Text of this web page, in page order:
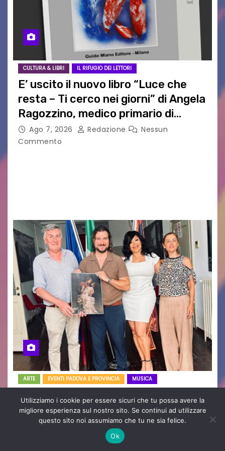
CULTURA & LIBRI IL RIFUGIO DEI LETTORI
E’ uscito il nuovo libro “Luce che
resta – Ti cerco nei giorni” di Angela
Ragozzino, medico primario di
Capua
Ago 7, 2026 Redazione
Nessun
Commento
ARTE EVENTI PADOVA E PROVINCIA MUSICA
Dall’Italia agli Stati Uniti: Alex
Righetto e Stacy Francis uniscono
arte, musica e tecnologia in un
nuovo progetto internazionale”
Redazione
Utilizziamo i cookie per essere sicuri che tu possa avere la
migliore esperienza sul nostro sito. Se continui ad utilizzare
questo sito noi assumiamo che tu ne sia felice.
Ok